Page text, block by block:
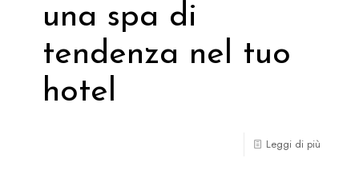
una spa di
tendenza nel tuo
hotel
Leggi di più